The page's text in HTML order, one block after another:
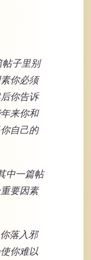
帖子里别
你必须
你告诉
来你和
自己的
中一篇帖
要因素
落入邪
你难以